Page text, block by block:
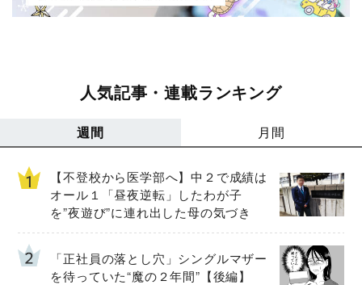
人気記事・連載ランキング
週間 月間
【不登校から医学部へ】中２で成績は
オール１「昼夜逆転」したわが子
を”夜遊び”に連れ出した母の気づき
「正社員の落とし穴」シングルマザー
を待っていた“魔の２年間”【後編】